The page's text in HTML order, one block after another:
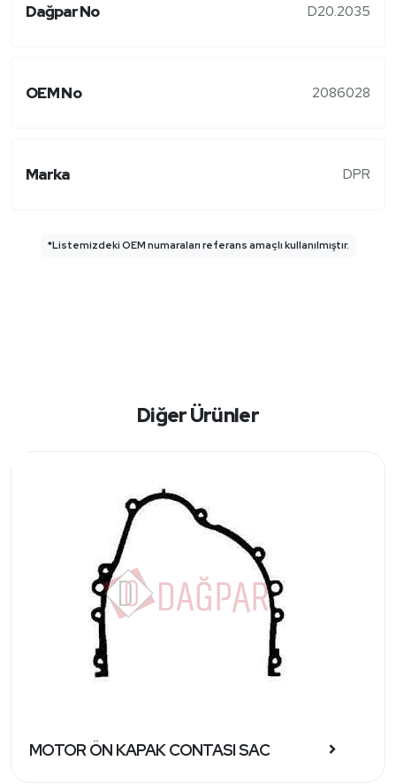
Dağpar No D20.2035
OEM No 2086028
Marka DPR
*Listemizdeki OEM numaraları referans amaçlı kullanılmıştır.
Diğer Ürünler
MOTOR ÖN KAPAK CONTASI SAC